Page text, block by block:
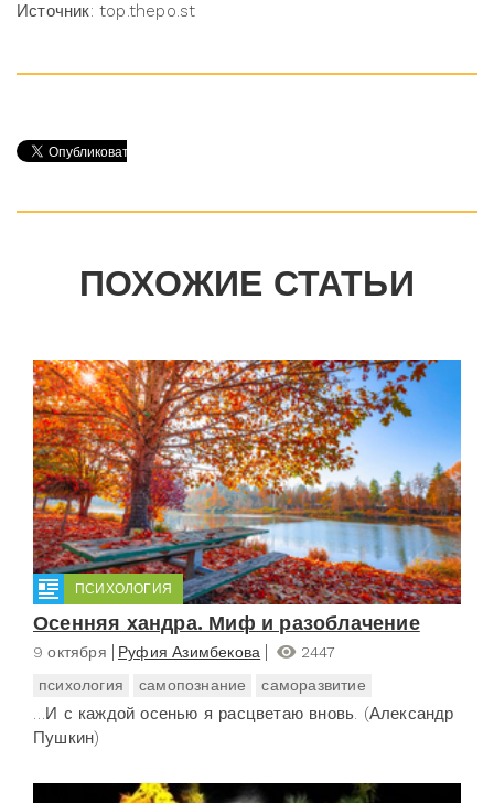
Источник: top.thepo.st
ПОХОЖИЕ СТАТЬИ
ПСИХОЛОГИЯ
Осенняя хандра. Миф и разоблачение
9 октября Руфия Азимбекова
2447
психология
самопознание саморазвитие
…И с каждой осенью я расцветаю вновь. (Александр
Пушкин)